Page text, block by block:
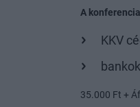
A
KKV
35.000 Ft +